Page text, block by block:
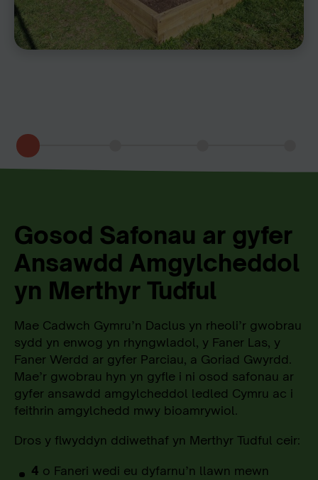
Gosod Safonau ar gyfer
Ansawdd Amgylcheddol
yn Merthyr Tudful
Mae Cadwch Gymru’n Daclus yn rheoli’r gwobrau
sydd yn enwog yn rhyngwladol, y Faner Las, y
Faner Werdd ar gyfer Parciau, a Goriad Gwyrdd.
Mae’r gwobrau hyn yn gyfle i ni osod safonau ar
gyfer ansawdd amgylcheddol ledled Cymru ac i
feithrin amgylchedd mwy bioamrywiol.
Dros y flwyddyn ddiwethaf yn Merthyr Tudful ceir:
4 o Faneri wedi eu dyfarnu’n llawn mewn